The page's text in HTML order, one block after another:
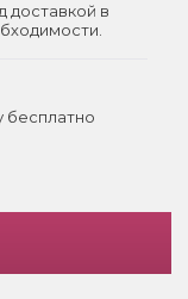
доставкой в